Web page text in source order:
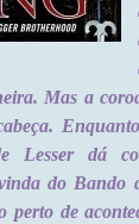
Mas a
Lesser dá
do Bando
perto de